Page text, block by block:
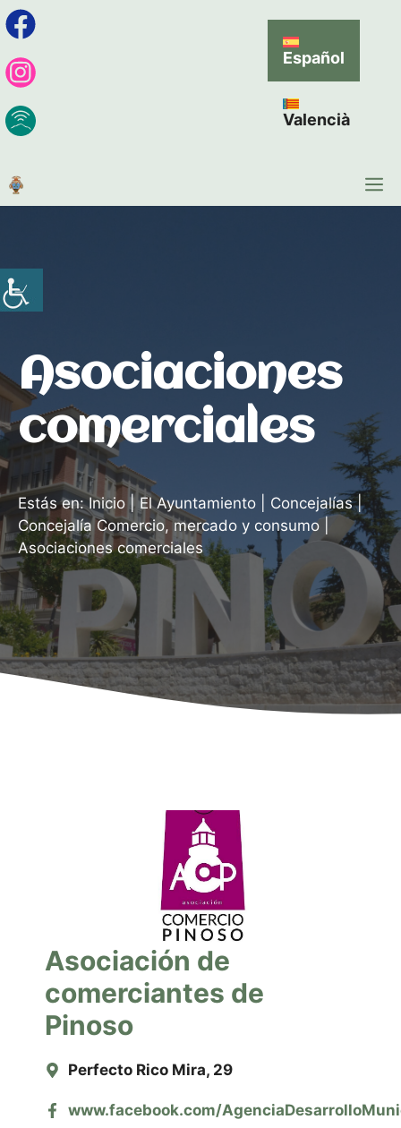
Español
Valencià
Asociaciones
comerciales
Estás en:Inicio |El Ayuntamiento Concejalías|
Concejalía Comercio, mercado y consumo
Asociaciones comerciales
Asociación de
comerciantes de
Pinoso
Perfecto Rico Mira, 29
www.facebook.com/